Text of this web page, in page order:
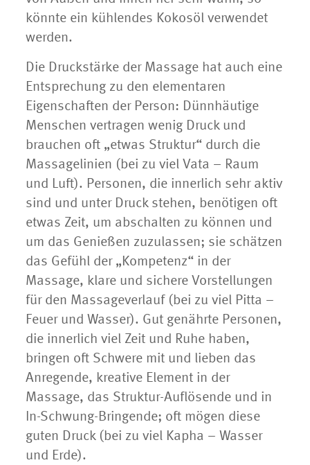
könnte ein kühlendes Kokosöl verwendet
werden.
Die Druckstärke der Massage hat auch eine
Entsprechung zu den elementaren
Eigenschaften der Person: Dünnhäutige
Menschen vertragen wenig Druck und
brauchen oft „etwas Struktur“ durch die
Massagelinien (bei zu viel Vata – Raum
und Luft). Personen, die innerlich sehr aktiv
sind und unter Druck stehen, benötigen oft
etwas Zeit, um abschalten zu können und
um das Genießen zuzulassen; sie schätzen
das Gefühl der „Kompetenz“ in der
Massage, klare und sichere Vorstellungen
für den Massageverlauf (bei zu viel Pitta –
Feuer und Wasser). Gut genährte Personen,
die innerlich viel Zeit und Ruhe haben,
bringen oft Schwere mit und lieben das
Anregende, kreative Element in der
Massage, das Struktur-Auflösende und in
In-Schwung-Bringende; oft mögen diese
guten Druck (bei zu viel Kapha – Wasser
und Erde).